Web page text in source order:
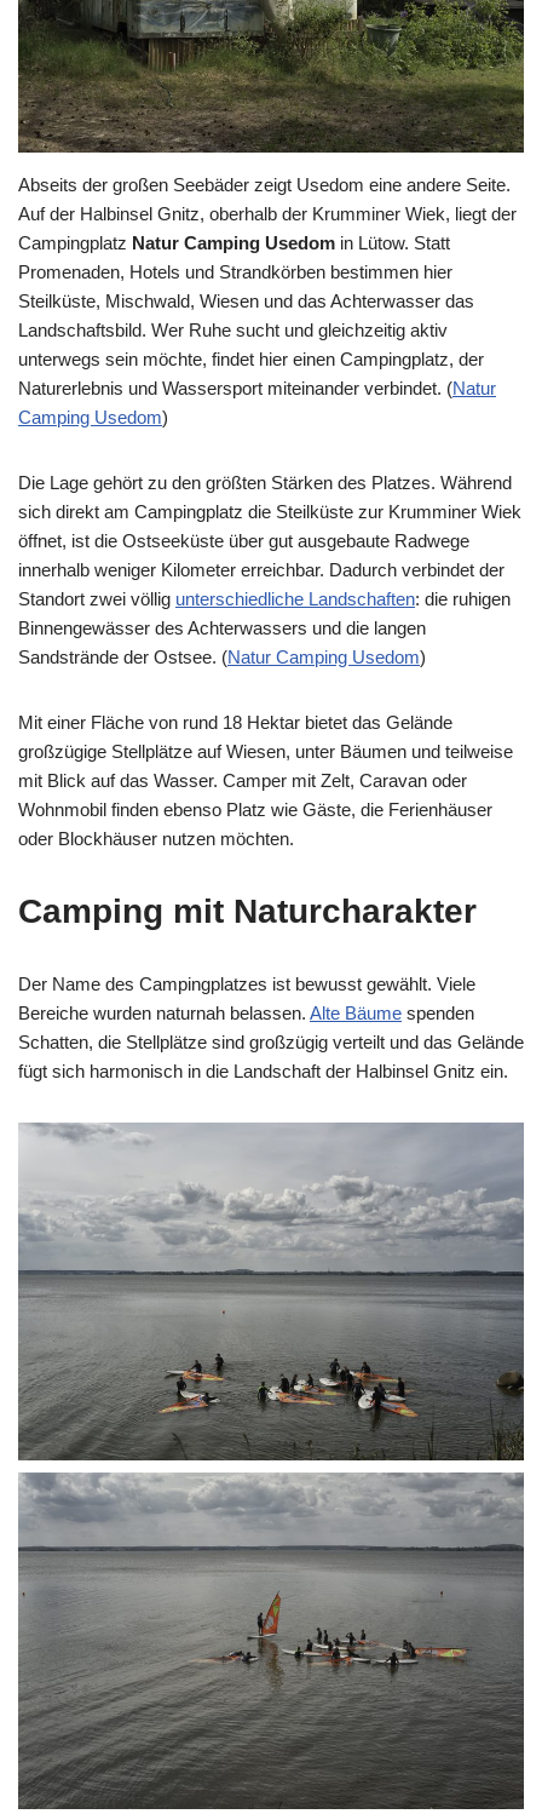
Abseits der großen Seebäder zeigt Usedom eine andere Seite.
Auf der Halbinsel Gnitz, oberhalb der Krumminer Wiek, liegt der
Campingplatz Natur Camping Usedom in Lütow. Statt
Promenaden, Hotels und Strandkörben bestimmen hier
Steilküste, Mischwald, Wiesen und das Achterwasser das
Landschaftsbild. Wer Ruhe sucht und gleichzeitig aktiv
unterwegs sein möchte, findet hier einen Campingplatz, der
Naturerlebnis und Wassersport miteinander verbindet. (Natur
Camping Usedom⁠)
Die Lage gehört zu den größten Stärken des Platzes. Während
sich direkt am Campingplatz die Steilküste zur Krumminer Wiek
öffnet, ist die Ostseeküste über gut ausgebaute Radwege
innerhalb weniger Kilometer erreichbar. Dadurch verbindet der
Standort zwei völlig unterschiedliche Landschaften: die ruhigen
Binnengewässer des Achterwassers und die langen
Sandstrände der Ostsee. (Natur Camping Usedom⁠)
Mit einer Fläche von rund 18 Hektar bietet das Gelände
großzügige Stellplätze auf Wiesen, unter Bäumen und teilweise
mit Blick auf das Wasser. Camper mit Zelt, Caravan oder
Wohnmobil finden ebenso Platz wie Gäste, die Ferienhäuser
oder Blockhäuser nutzen möchten.
Camping mit Naturcharakter
Der Name des Campingplatzes ist bewusst gewählt. Viele
Bereiche wurden naturnah belassen. Alte Bäume spenden
Schatten, die Stellplätze sind großzügig verteilt und das Gelände
fügt sich harmonisch in die Landschaft der Halbinsel Gnitz ein.